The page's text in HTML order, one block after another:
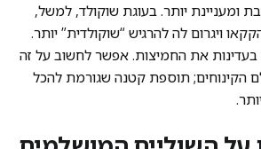
ומעניינת יותר. בעוגת שוקולד, למשל,
ויגרום לה להרגיש “שוקולדית” יותר.
בעדינות את החמיצות. אפשר לחשוב על זה
הקינוחים; תוספת קטנה שגורמת להכל